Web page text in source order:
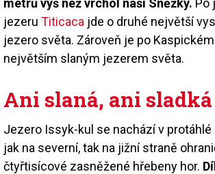
metrů výš než vrchol naší Sněžky. Po
jezeru Titicaca jde o druhé největší
jezero světa. Zároveň je po
největším slaným jezerem světa.
Ani slaná, ani sladká
Jezero Issyk-kul se nachází v protáhlé
jak na severní, tak na jižní straně
čtyřtisícové zasněžené hřebeny hor.